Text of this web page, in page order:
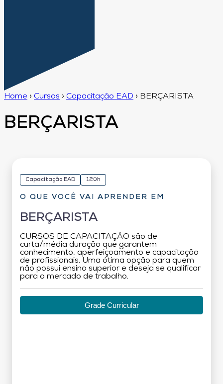
Home › Cursos › Capacitação EAD › BERÇARISTA
BERÇARISTA
Capacitação EAD 120h
O QUE VOCÊ VAI APRENDER EM
BERÇARISTA
CURSOS DE CAPACITAÇÃO são de
curta/média duração que garantem
conhecimento, aperfeiçoamento e capacitação
de profissionais. Uma ótima opção para quem
não possui ensino superior e deseja se qualificar
para o mercado de trabalho.
Grade Curricular